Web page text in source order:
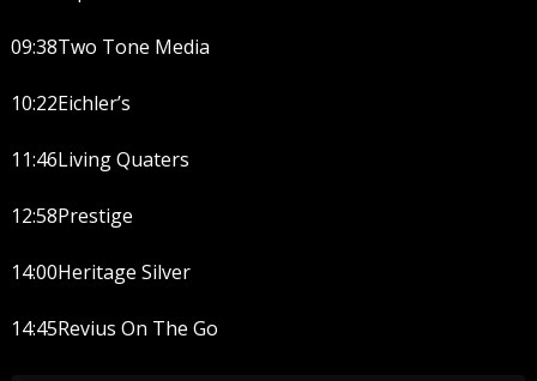
09:38Two Tone Media
10:22Eichler’s
11:46Living Quaters
12:58Prestige
14:00Heritage Silver
14:45Revius On The Go